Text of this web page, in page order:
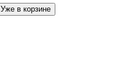
Уже в корзине